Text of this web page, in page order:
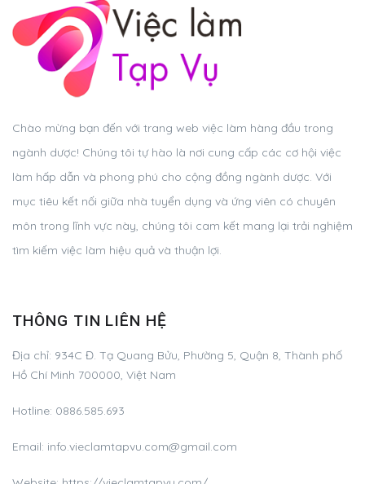
Chào mừng bạn đến với trang web việc làm hàng đầu trong
ngành dược! Chúng tôi tự hào là nơi cung cấp các cơ hội việc
làm hấp dẫn và phong phú cho cộng đồng ngành dược. Với
mục tiêu kết nối giữa nhà tuyển dụng và ứng viên có chuyên
môn trong lĩnh vực này, chúng tôi cam kết mang lại trải nghiệm
tìm kiếm việc làm hiệu quả và thuận lợi.
THÔNG TIN LIÊN HỆ
Địa chỉ: 934C Đ. Tạ Quang Bửu, Phường 5, Quận 8, Thành phố
Hồ Chí Minh 700000, Việt Nam
Hotline: 0886.585.693
Email: info.vieclamtapvu.com@gmail.com